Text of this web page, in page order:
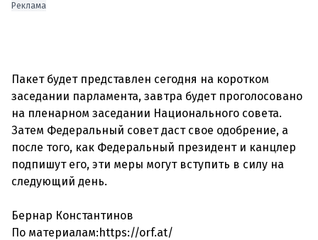
Реклама
Пакет будет представлен сегодня на коротком
заседании парламента, завтра будет проголосовано
на пленарном заседании Национального совета.
Затем Федеральный совет даст свое одобрение, а
после того, как Федеральный президент и канцлер
подпишут его, эти меры могут вступить в силу на
следующий день.
Бернар Константинов
По материалам:https://orf.at/